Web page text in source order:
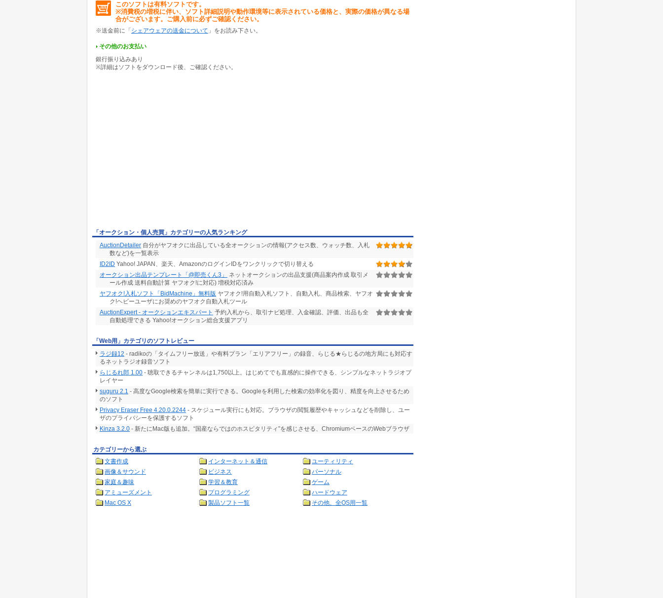
今回のバージョンアップに伴い、システム全体の見直しを行いました。
一度、ご利用になられて動作が不良であった方は、
より快適で、信頼性の上がった本ソフトをご利用下さい。
このソフトは有料ソフトです。
※消費税の増税に伴い、ソフト詳細説明や動作環境等に表示されている価格と、実際の価格が異なる場
合がございます。ご購入前に必ずご確認ください。
※送金前に「 シェアウェアの送金について 」をお読み下さい。
その他のお支払い
銀行振り込みあり
※詳細はソフトをダウンロード後、ご確認ください。
「オークション・個人売買」カテゴリーの人気ランキング
AuctionDetailer 自分がヤフオクに出品している全オークションの情報(アクセス数、ウォッチ数、入札
数など)を一覧表示
ID2ID Yahoo! JAPAN、楽天、AmazonのログインIDをワンクリックで切り替える
オークション出品テンプレート「@即売くん3」
ネットオークションの出品支援(商品案内作成 取引メ
ール作成 送料自動計算 ヤフオク!に対応) 増税対応済み
ヤフオク!入札ソフト「BidMachine」無料版 ヤフオク!用自動入札ソフト、自動入札、商品検索、ヤフオ
ク!ヘビーユーザにお奨めのヤフオク自動入札ツール
AuctionExpert - オークションエキスパート 予約入札から、取引ナビ処理、入金確認、評価、出品も全
自動処理できる Yahoo!オークション総合支援アプリ
「Web用」カテゴリのソフトレビュー
ラジ録12 - radikoの「タイムフリー放送」や有料プラン「エリアフリー」の録音、らじる★らじるの地方局にも対応す
るネットラジオ録音ソフト
らじるれ郎 1.00 - 聴取できるチャンネルは1,750以上。はじめてでも直感的に操作できる、シンプルなネットラジオプ
レイヤー
suguru 2.1 - 高度なGoogle検索を簡単に実行できる。Googleを利用した検索の効率化を図り、精度を向上させるため
のソフト
Privacy Eraser Free 4.20.0.2244 - スケジュール実行にも対応。ブラウザの閲覧履歴やキャッシュなどを削除し、ユー
ザのプライバシーを保護するソフト
Kinza 3.2.0 - 新たにMac版も追加。“国産ならではのホスピタリティ”を感じさせる、ChromiumベースのWebブラウザ
カテゴリーから選ぶ
文書作成
インターネット＆通信
ユーティリティ
画像＆サウンド
ビジネス
パーソナル
家庭＆趣味
学習＆教育
ゲーム
アミューズメント
プログラミング
ハードウェア
Mac OS X
製品ソフト一覧 その他、全OS用一覧